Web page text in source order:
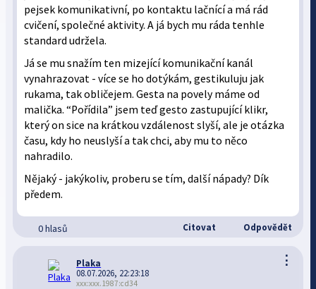
pejsek komunikativní, po kontaktu lačnící a má rád
cvičení, společné aktivity. A já bych mu ráda tenhle
standard udržela.
Já se mu snažím ten mizející komunikační kanál
vynahrazovat - více se ho dotýkám, gestikuluju jak
rukama, tak obličejem. Gesta na povely máme od
malička. “Pořídila” jsem teď gesto zastupující klikr,
který on sice na krátkou vzdálenost slyší, ale je otázka
času, kdy ho neuslyší a tak chci, aby mu to něco
nahradilo.
Nějaký - jakýkoliv, proberu se tím, další nápady? Dík
předem.
0 hlasů Citovat Odpovědět
⋮
Plaka
08.07.2026, 22:23:18
xxx:xxx.1987:cd34